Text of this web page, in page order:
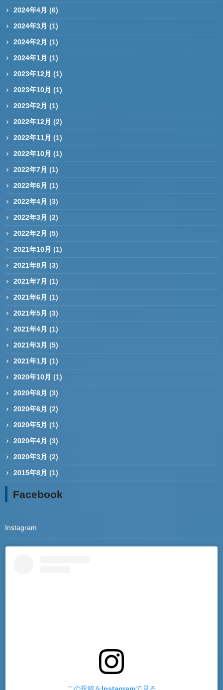
2024年4月 (6)
2024年3月 (1)
2024年2月 (1)
2024年1月 (1)
2023年12月 (1)
2023年10月 (1)
2023年2月 (1)
2022年12月 (2)
2022年11月 (1)
2022年10月 (1)
2022年7月 (1)
2022年6月 (1)
2022年4月 (3)
2022年3月 (2)
2022年2月 (5)
2021年10月 (1)
2021年8月 (3)
2021年7月 (1)
2021年6月 (1)
2021年5月 (3)
2021年4月 (1)
2021年3月 (5)
2021年1月 (1)
2020年10月 (1)
2020年8月 (3)
2020年6月 (2)
2020年5月 (1)
2020年4月 (3)
2020年3月 (2)
2015年8月 (1)
Facebook
Instagram
この投稿をInstagramで見る